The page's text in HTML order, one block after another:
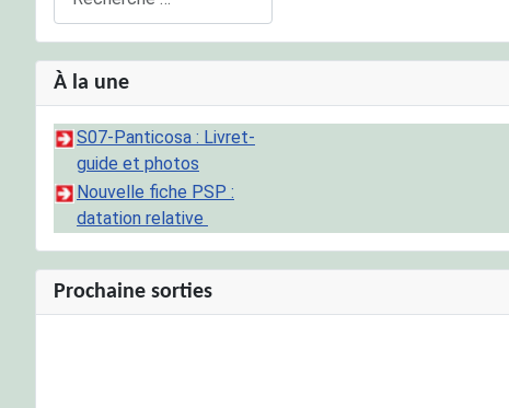
À la une
S07-Panticosa : Livret-
guide et photos
Nouvelle fiche PSP :
datation relative
Prochaine sorties